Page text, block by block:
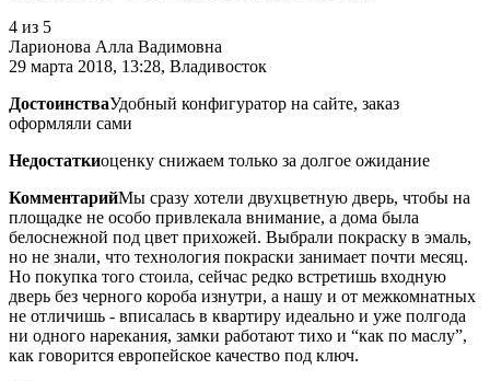
4 из 5
Ларионова Алла Вадимовна
29 марта 2018, 13:28, Владивосток
ДостоинстваУдобный конфигуратор на сайте, заказ
оформляли сами
Недостаткиоценку снижаем только за долгое ожидание
КомментарийМы сразу хотели двухцветную дверь, чтобы на
площадке не особо привлекала внимание, а дома была
белоснежной под цвет прихожей. Выбрали покраску в эмаль,
но не знали, что технология покраски занимает почти месяц.
Но покупка того стоила, сейчас редко встретишь входную
дверь без черного короба изнутри, а нашу и от межкомнатных
не отличишь - вписалась в квартиру идеально и уже полгода
ни одного нарекания, замки работают тихо и “как по маслу”,
как говорится европейское качество под ключ.